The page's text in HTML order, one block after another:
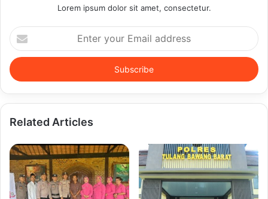
Lorem ipsum dolor sit amet, consectetur.
Enter
your
Email
address
Related Articles